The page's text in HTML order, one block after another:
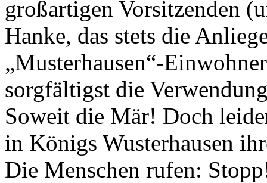
großartigen Vorsitzenden
Hanke, das stets die
„Musterhausen“-
sorgfältigst die
Soweit die Mär! Doch
in Königs Wusterhausen
Die Menschen rufen: